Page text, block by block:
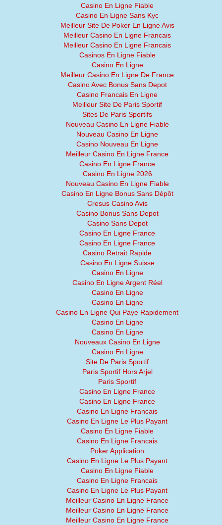
Casino En Ligne Fiable
Casino En Ligne Sans Kyc
Meilleur Site De Poker En Ligne Avis
Meilleur Casino En Ligne Francais
Meilleur Casino En Ligne Francais
Casinos En Ligne Fiable
Casino En Ligne
Meilleur Casino En Ligne De France
Casino Avec Bonus Sans Depot
Casino Francais En Ligne
Meilleur Site De Paris Sportif
Sites De Paris Sportifs
Nouveau Casino En Ligne Fiable
Nouveau Casino En Ligne
Casino Nouveau En Ligne
Meilleur Casino En Ligne France
Casino En Ligne France
Casino En Ligne 2026
Nouveau Casino En Ligne Fiable
Casino En Ligne Bonus Sans Dépôt
Cresus Casino Avis
Casino Bonus Sans Depot
Casino Sans Depot
Casino En Ligne France
Casino En Ligne France
Casino Retrait Rapide
Casino En Ligne Suisse
Casino En Ligne
Casino En Ligne Argent Réel
Casino En Ligne
Casino En Ligne
Casino En Ligne Qui Paye Rapidement
Casino En Ligne
Casino En Ligne
Nouveaux Casino En Ligne
Casino En Ligne
Site De Paris Sportif
Paris Sportif Hors Arjel
Paris Sportif
Casino En Ligne France
Casino En Ligne France
Casino En Ligne Francais
Casino En Ligne Le Plus Payant
Casino En Ligne Fiable
Casino En Ligne Francais
Poker Application
Casino En Ligne Le Plus Payant
Casino En Ligne Fiable
Casino En Ligne Francais
Casino En Ligne Le Plus Payant
Meilleur Casino En Ligne France
Meilleur Casino En Ligne France
Meilleur Casino En Ligne France